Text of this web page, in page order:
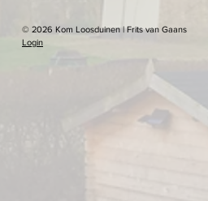
© 2026 Kom Loosduinen | Frits van Gaans
Login